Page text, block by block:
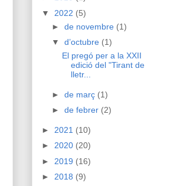
▼ 2022 (5)
► de novembre (1)
▼ d’octubre (1)
El pregó per a la XXII
edició del "Tirant de
lletr...
► de març (1)
► de febrer (2)
► 2021 (10)
► 2020 (20)
► 2019 (16)
► 2018 (9)